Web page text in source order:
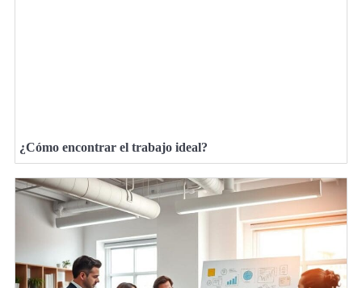
¿Cómo encontrar el trabajo ideal?